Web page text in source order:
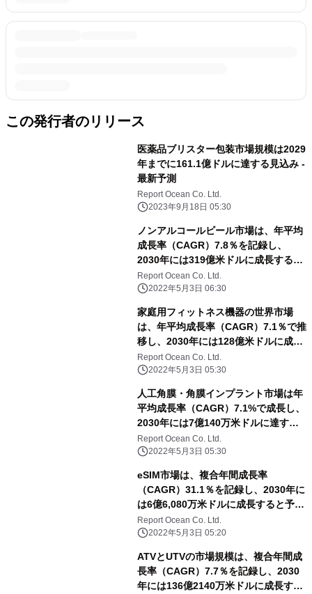
この発行者のリリース
医薬品ブリスター包装市場規模は2029
年までに161.1億ドルに達する見込み -
最新予測
Report Ocean Co. Ltd.
2023年9月18日 05:30
ノンアルコールビール市場は、年平均
成長率（CAGR）7.8％を記録し、
2030年には319億米ドルに成長すると
予測される
Report Ocean Co. Ltd.
2022年5月3日 06:30
家庭用フィットネス機器の世界市場
は、年平均成長率（CAGR）7.1％で推
移し、2030年には128億米ドルに成長
すると予測
Report Ocean Co. Ltd.
2022年5月3日 05:30
人工角膜・角膜インプラント市場は年
平均成長率（CAGR）7.1%で成長し、
2030年には7億140万米ドルに達する
と予測される
Report Ocean Co. Ltd.
2022年5月3日 05:30
eSIM市場は、複合年間成長率
（CAGR）31.1％を記録し、2030年に
は6億6,080万米ドルに成長すると予測
される
Report Ocean Co. Ltd.
2022年5月3日 05:20
ATVとUTVの市場規模は、複合年間成
長率（CAGR）7.7％を記録し、2030
年には136億2140万米ドルに成長する